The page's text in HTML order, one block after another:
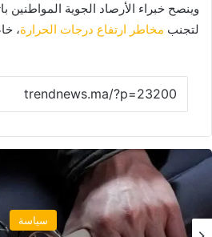
وينصح خبراء الأرصاد الجوية المواطنين
لتجنب مخاطر ارتفاع درجات الحرارة،
مجتمع